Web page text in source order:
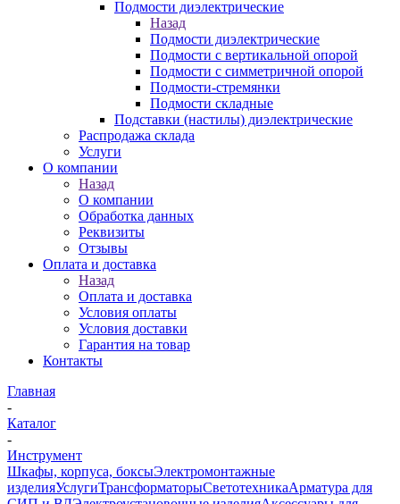
Подмости диэлектрические
Назад
Подмости диэлектрические
Подмости с вертикальной опорой
Подмости с симметричной опорой
Подмости-стремянки
Подмости складные
Подставки (настилы) диэлектрические
Распродажа склада
Услуги
О компании
Назад
О компании
Обработка данных
Реквизиты
Отзывы
Оплата и доставка
Назад
Оплата и доставка
Условия оплаты
Условия доставки
Гарантия на товар
Контакты
Главная
-
Каталог
-
Инструмент
Шкафы, корпуса, боксыЭлектромонтажные
изделияУслугиТрансформаторыСветотехникаАрматура для